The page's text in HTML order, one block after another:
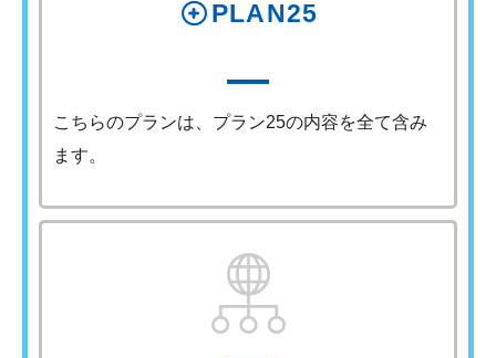
PLAN25
こちらのプランは、プラン25の内容を全て含み
ます。